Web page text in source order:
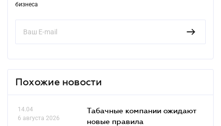
бизнеса
Похожие новости
14.04
6 августа 2026
Табачные компании ожидают
новые правила